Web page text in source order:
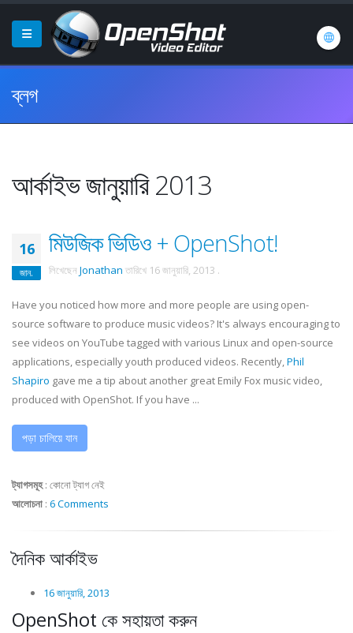
ব্লগ
আর্কাইভ জানুয়ারি 2013
16
জান.
মিউজিক ভিডিও + OpenShot!
লিখেছেন Jonathan তারিখে 16 জানুয়ারি, 2013 .
Have you noticed how more and more people are using open-
source software to produce music videos? It's always encouraging to
see videos on YouTube tagged with various Linux and open-source
applications, especially youth produced videos. Recently,Phil
Shapiro gave me a tip about another great Emily Fox music video,
produced with OpenShot. If you have ...
পড়া চালিয়ে যান
ট্যাগসমূহ: কোনো ট্যাগ নেই
আলোচনা : 6 Comments
দৈনিক আর্কাইভ
16 জানুয়ারি, 2013
OpenShot কে সহায়তা করুন